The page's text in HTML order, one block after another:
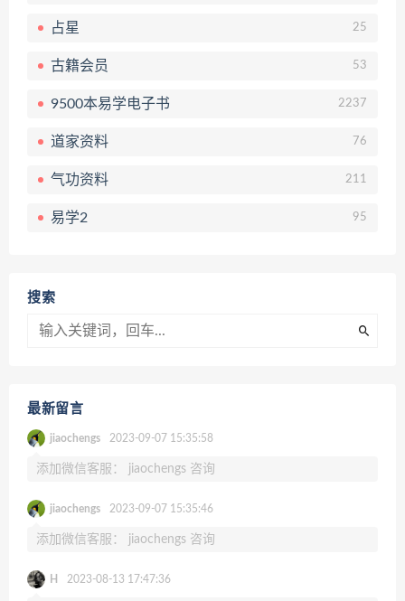
占星 25
古籍会员 53
9500本易学电子书 2237
道家资料 76
气功资料 211
易学2 95
搜索
最新留言
jiaochengs 2023-09-07 15:35:58
添加微信客服： jiaochengs 咨询
jiaochengs 2023-09-07 15:35:46
添加微信客服： jiaochengs 咨询
H 2023-08-13 17:47:36